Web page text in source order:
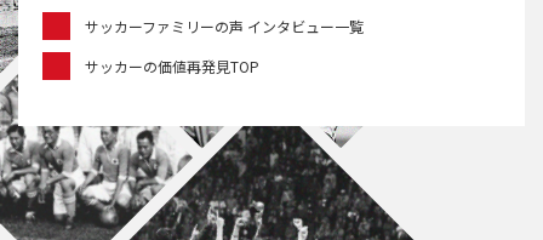
サッカーファミリーの声 インタビュー一覧
サッカーの価値再発見TOP